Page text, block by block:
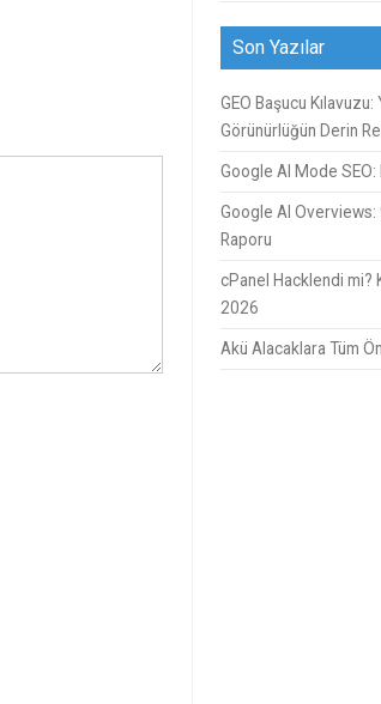
Son Yazılar
GEO Başucu
Görünürlüğün Derin
Google AI Mode SEO:
Google AI
Raporu
cPanel Hacklendi mi?
2026
Akü Alacaklara Tüm